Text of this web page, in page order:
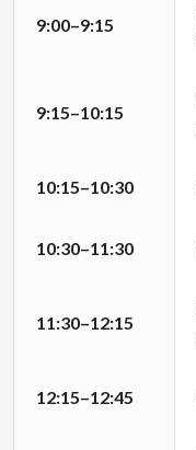
9:00–9:15
9:15–10:15
10:15–10:30
10:30–11:30
11:30–12:15
12:15–12:45